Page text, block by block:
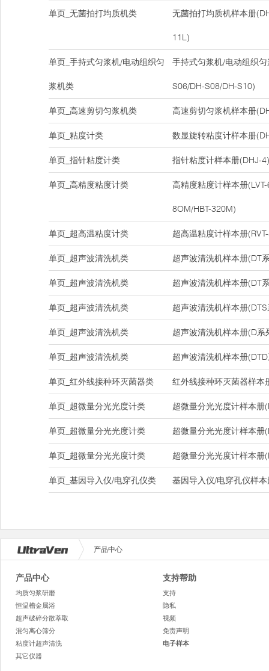
单页_无菌拍打均质机类 无菌拍打均质机样本册
11L)
单页_手持式匀浆机/电动组织匀
浆机类
手持式匀浆机/电动组织
S06/DH-S08/DH-S10)
单页_高速剪切匀浆机类 高速剪切匀浆机样本册
单页_粘度计类 数显旋转粘度计样本册
单页_指针粘度计类 指针粘度计样本册(DHJ-4)
单页_高精度粘度计类 高精度粘度计样本册
8OM/HBT-320M)
单页_超高温粘度计类 超高温粘度计样本册
单页_超声波清洗机类 超声波清洗机样本册(DT
单页_超声波清洗机类 超声波清洗机样本册(DT
单页_超声波清洗机类 超声波清洗机样本册
单页_超声波清洗机类 超声波清洗机样本册(D系
单页_超声波清洗机类 超声波清洗机样本册
单页_红外线接种环灭菌器类 红外线接种环灭菌器样本
单页_超微量分光光度计类 超微量分光光度计样本册
单页_超微量分光光度计类 超微量分光光度计样本册
单页_超微量分光光度计类 超微量分光光度计样本册
单页_基因导入仪/电穿孔仪类 基因导入仪/电穿孔仪样
产品中心
产品中心
均质匀浆研磨
恒温槽金属浴
超声破碎分散萃取
混匀离心筛分
粘度计超声清洗
其它仪器
支持帮助
支持
隐私
视频
免责声明
电子样本